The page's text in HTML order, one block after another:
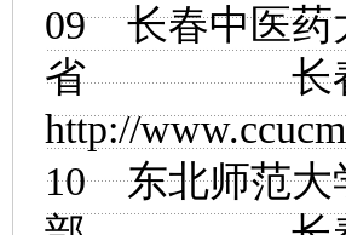
09长春中医药
省 长
http://
10东北师范大